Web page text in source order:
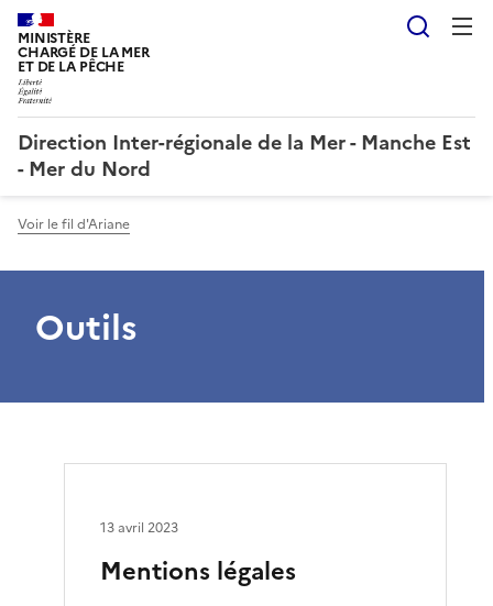
MINISTÈRE
CHARGÉ DE LA MER
ET DE LA PÊCHE
Direction Inter-régionale de la Mer - Manche Est
- Mer du Nord
Voir le fil d'Ariane
Outils
Mentions légales
13 avril 2023